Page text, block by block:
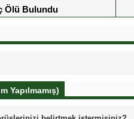
Ölü Bulundu
Yapılmamış)